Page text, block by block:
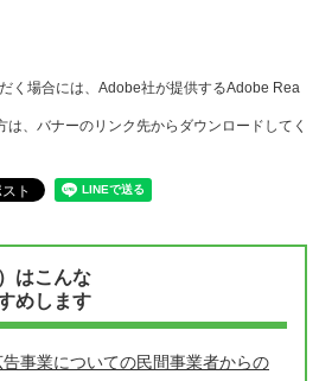
く場合には、Adobe社が提供するAdobe Rea
、バナーのリンク先からダウンロードしてく
はこんな
めします
事業についての民間事業者からの